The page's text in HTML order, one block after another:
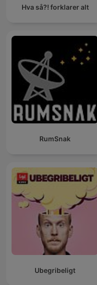
Hva så?! forklarer alt
RumSnak
Ubegribeligt